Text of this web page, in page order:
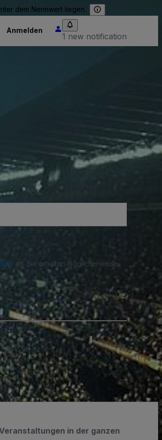
dem Nennwert liegen.
Anmelden
1 new notification
an. Sie erhalten möglicherweise
in der ganzen